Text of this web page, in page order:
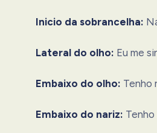
Inicio da sobrancelha:
Lateral do olho: Eu me
Embaixo do olho: Tenho
Embaixo do nariz: